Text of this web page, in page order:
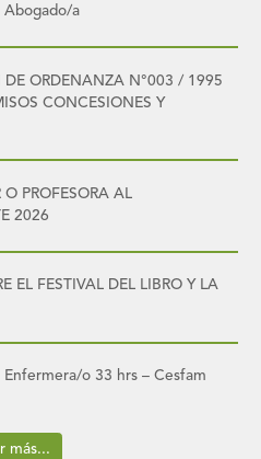
Abogado/a
ORDENANZA N°003 / 1995
CONCESIONES Y
PROFESORA AL
2026
EL FESTIVAL DEL LIBRO Y LA
Enfermera/o 33 hrs – Cesfam
más...